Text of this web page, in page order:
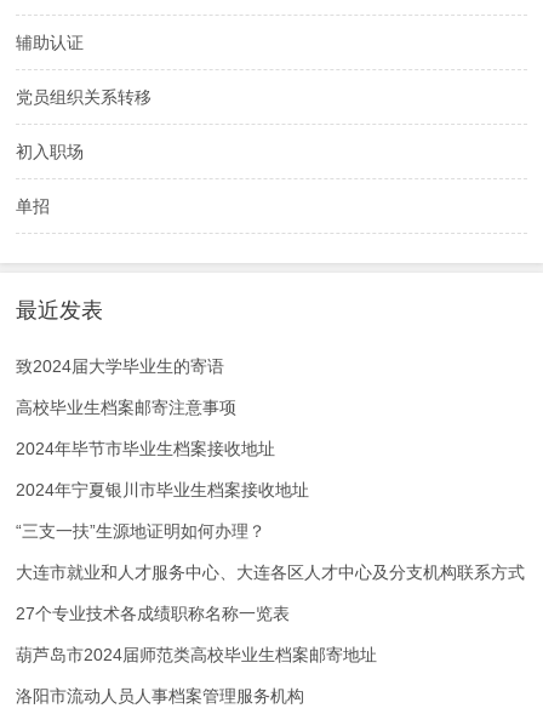
辅助认证
党员组织关系转移
初入职场
单招
最近发表
致2024届大学毕业生的寄语
高校毕业生档案邮寄注意事项
2024年毕节市毕业生档案接收地址
2024年宁夏银川市毕业生档案接收地址
“三支一扶”生源地证明如何办理？
大连市就业和人才服务中心、大连各区人才中心及分支机构联系方式
27个专业技术各成绩职称名称一览表
葫芦岛市2024届师范类高校毕业生档案邮寄地址
洛阳市流动人员人事档案管理服务机构